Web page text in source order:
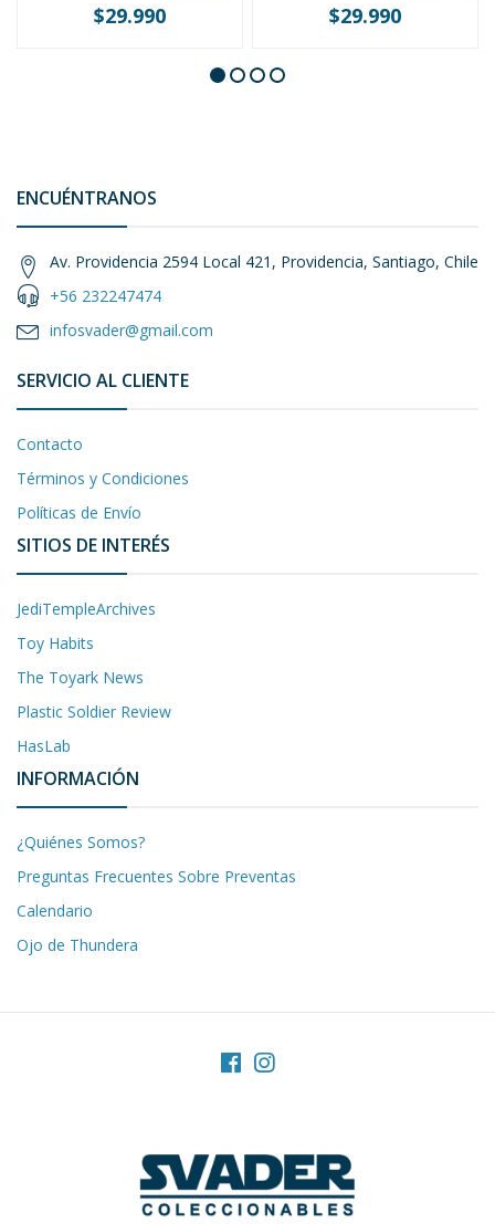
$29.990 $29.990
ENCUÉNTRANOS
Av. Providencia 2594 Local 421, Providencia, Santiago, Chile
+56 232247474
infosvader@gmail.com
SERVICIO AL CLIENTE
Contacto
Términos y Condiciones
Políticas de Envío
SITIOS DE INTERÉS
JediTempleArchives
Toy Habits
The Toyark News
Plastic Soldier Review
HasLab
INFORMACIÓN
¿Quiénes Somos?
Preguntas Frecuentes Sobre Preventas
Calendario
Ojo de Thundera